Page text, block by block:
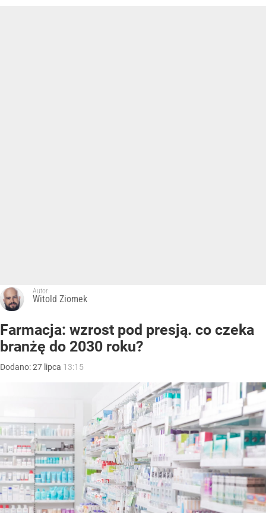
Autor:
Witold Ziomek
Farmacja: wzrost pod presją. co czeka
branżę do 2030 roku?
Dodano:27 lipca 13:15